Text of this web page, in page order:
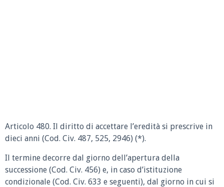
Articolo 480. Il diritto di accettare l’eredità si prescrive in
dieci anni (Cod. Civ. 487, 525, 2946) (*).
Il termine decorre dal giorno dell’apertura della
successione (Cod. Civ. 456) e, in caso d’istituzione
condizionale (Cod. Civ. 633 e seguenti), dal giorno in cui si